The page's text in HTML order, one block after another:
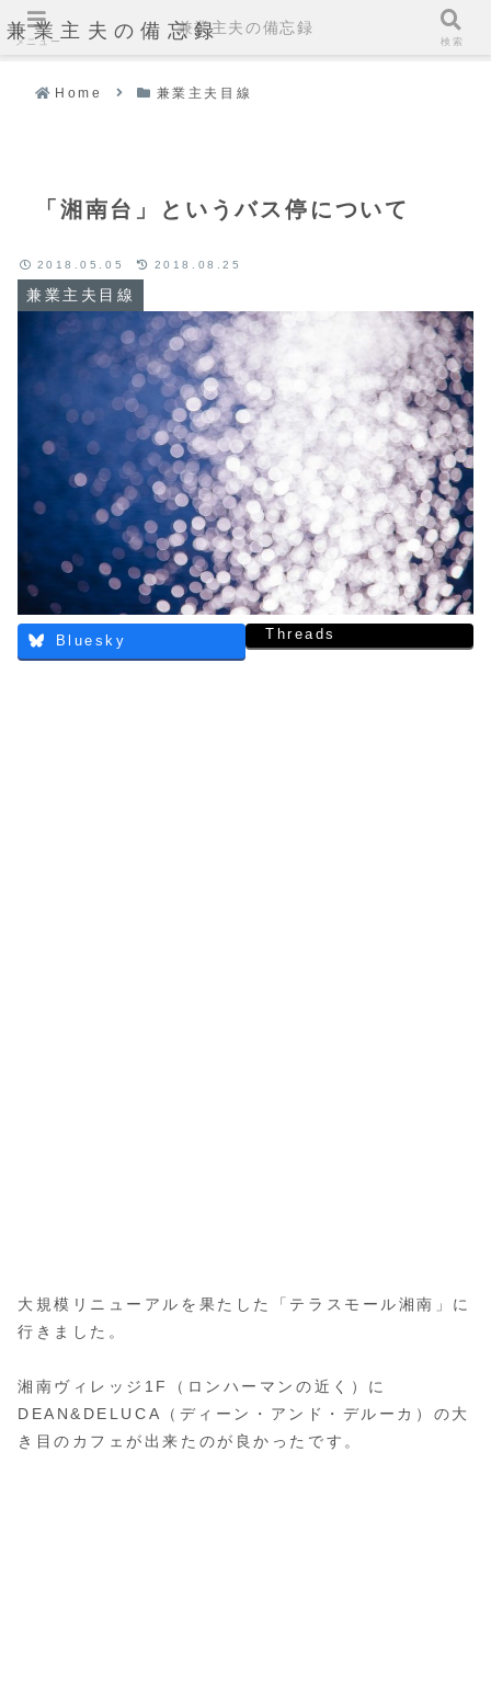
兼業主夫の備忘録
Home 兼業主夫目線
「湘南台」というバス停について
兼業主夫目線
2018.05.05 2018.08.25
Bluesky Threads
大規模リニューアルを果たした「テラスモール湘南」に
行きました。
湘南ヴィレッジ1F（ロンハーマンの近く）に
DEAN&DELUCA（ディーン・アンド・デルーカ）の大
き目のカフェが出来たのが良かったです。
メニュー
兼業主夫の備忘録
検索